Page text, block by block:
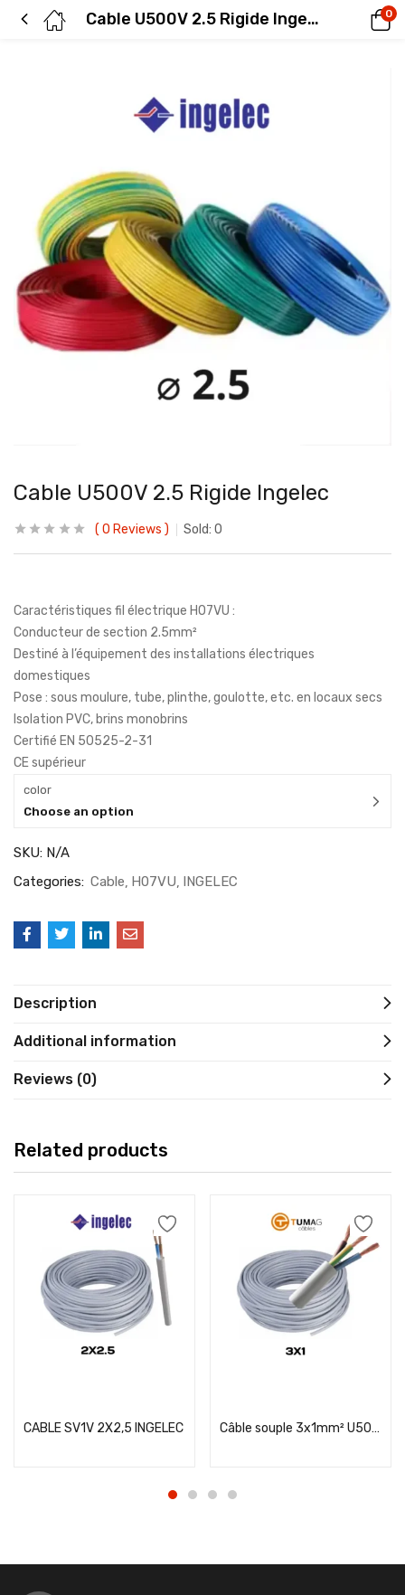
Cable U500V 2.5 Rigide Ingelec 0
Cable U500V 2.5 Rigide Ingelec
0 Reviews Sold: 0
Caractéristiques fil électrique HO7VU :
Conducteur de section 2.5mm²
Destiné à l’équipement des installations électriques
domestiques
Pose : sous moulure, tube, plinthe, goulotte, etc. en locaux secs
Isolation PVC, brins monobrins
Certifié EN 50525-2-31
CE supérieur
color
Choose an option
SKU: N/A
Categories: Cable H07VU INGELEC
Description
Additional information
Reviews (0)
Related products
CABLE SV1V 2X2,5 INGELEC Câble souple 3x1mm² U500 SV1V TUMAG